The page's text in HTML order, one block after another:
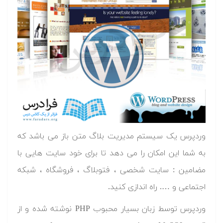
وردپرس یک سیستم مدیریت بلاگ متن باز می باشد که
به شما این امکان را می دهد تا برای خود سایت هایی با
مضامین : سایت شخصی ، فتوبلاگ ، فروشگاه ، شبکه
اجتماعی و …. راه اندازی کنید.
وردپرس توسط زبان بسیار محبوب PHP نوشته شده و از